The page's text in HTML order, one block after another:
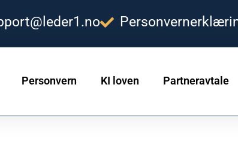
Personvern KI loven Partneravtale